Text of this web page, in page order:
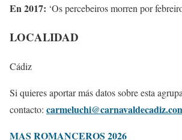
En 2017: ‘Os percebeiros morren por
LOCALIDAD
Cádiz
Si quieres aportar más datos sobre esta
contacto:
MAS ROMANCEROS 2026